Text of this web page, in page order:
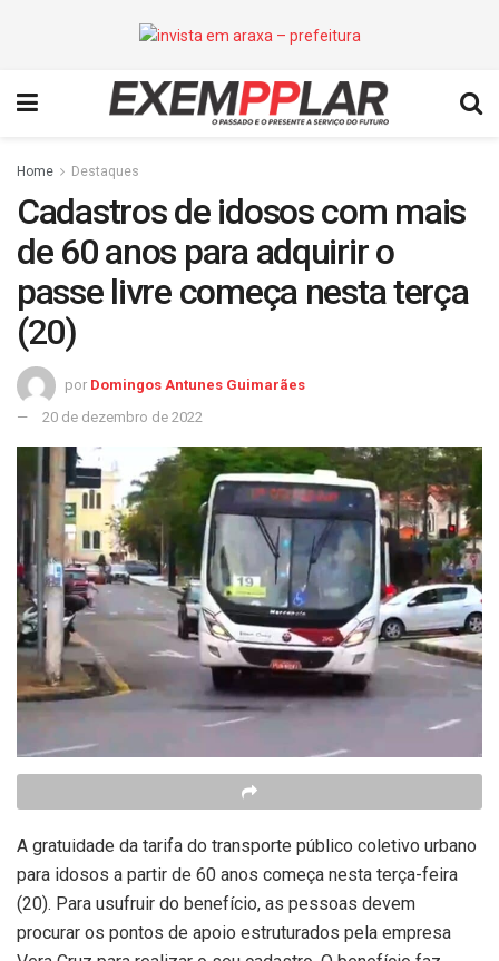
Home Destaques
Cadastros de idosos com mais
de 60 anos para adquirir o
passe livre começa nesta terça
(20)
por Domingos Antunes Guimarães
20 de dezembro de 2022
A gratuidade da tarifa do transporte público coletivo urbano
para idosos a partir de 60 anos começa nesta terça-feira
(20). Para usufruir do benefício, as pessoas devem
procurar os pontos de apoio estruturados pela empresa